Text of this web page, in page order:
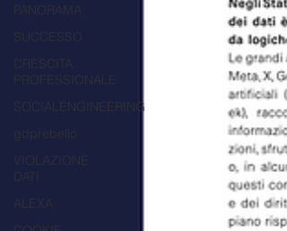
PANORAMA
SUCCESSO
PROFESSIONALE
SOCIALENGINEERING
VIOLAZIONE